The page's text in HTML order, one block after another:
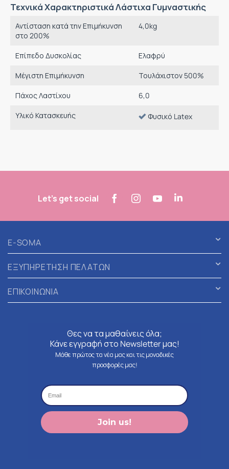
Τεχνικά Χαρακτηριστικά Λάστιχα Γυμναστικής
Αντίσταση κατά την Επιμήκυνση
στο 200%
4,0kg
Επίπεδο Δυσκολίας Ελαφρύ
Μέγιστη Επιμήκυνση Τουλάχιστον 500%
Πάχος Λαστίχου 6,0
Υλικό Κατασκευής Φυσικό Latex
Let's get social
E-SOMA
ΕΞΥΠΗΡΕΤΗΣΗ ΠΕΛΑΤΩΝ
ΕΠΙΚΟΙΝΩΝΙΑ
Θες να τα μαθαίνεις όλα;
Κάνε εγγραφή στο Newsletter μας!
Μάθε πρώτος τα νέα μας και τις μοναδικές
προσφορές μας!
Join us!